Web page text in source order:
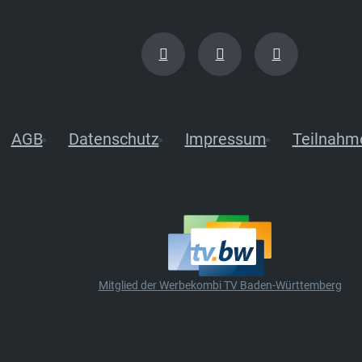
AGB Datenschutz Impressum
Mitglied der Werbekombi TV Baden-Württemberg